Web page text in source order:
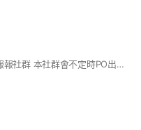
歡迎加入屈臣氏文橫店 好康報報社群 本社群會不定時PO出屈臣氏好康優惠訊息，以利您隨時掌握門市最新活動與促銷資訊！ 這是一個公開的社群，要麻煩大家遵守注意事項(版規)如 下： 1. 加入後，可點選「設定」一「關閉提醒」 為避免影響大家休息，社群發送及回覆訊息時間為中午 12 點-晚上20點，若於時段外有任何問題，可先於社群留言，小編們看到後會盡快於服務時間内依序回覆。 1. 為保障您的資訊安全，請勿於社群中透露任何個人資訊，例如：個人LINE ID、姓名、電話、電子信箱、地址、會員卡號、信用卡號等，門市人員亦不會要求您提供上述訊息或任何個人資料。 2. 本社群不會主動或私下通知您進行付款、確認款項等相關交易作業，也不會請您至 ATM轉帳或進行任何操作，所有交易活動均需至屈臣氏實體門市完成。 3. 本社群為分享屈臣氏優惠活動專用，相關貼文或照片以門市相關活動或詢問商品為主，請大家務必遵守LINE社群使用條款，也請留意不要於社群內討論政治、宗教、種族、性別取向等議題，並謝絕任何廣告。為維護其他人權益，屈臣氏有絕對權利保留備份或刪除包括但不限於含有上述所列內容之留言，並由社群管理員將違反LINE社群使用條款及上述注意事項之使用者退出社群，謝謝大家配合！ 有任何商品或活動優惠訊息歡迎提問喔！ 因小編主要工作為門市服務，可能無法於第一時間回覆訊息，還請大家多多包涵！ 門市電話：07-3384749 門市營業時間：11:00-22:00 門市地址：高雄市前鎮區文橫三路190號 屈臣氏文橫店歡迎您的加入！